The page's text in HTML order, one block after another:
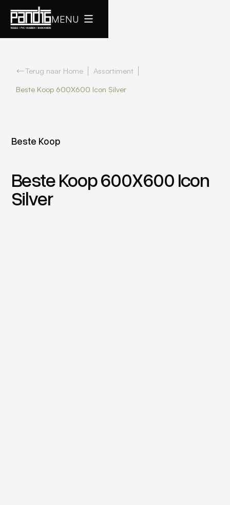
MENU
Terug naar Home
Assortiment
Beste Koop 600X600 Icon Silver
Beste Koop
Beste Koop 600X600 Icon
Silver